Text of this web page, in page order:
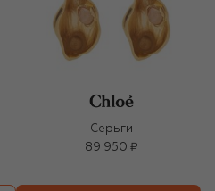
Серьги
89 950 ₽